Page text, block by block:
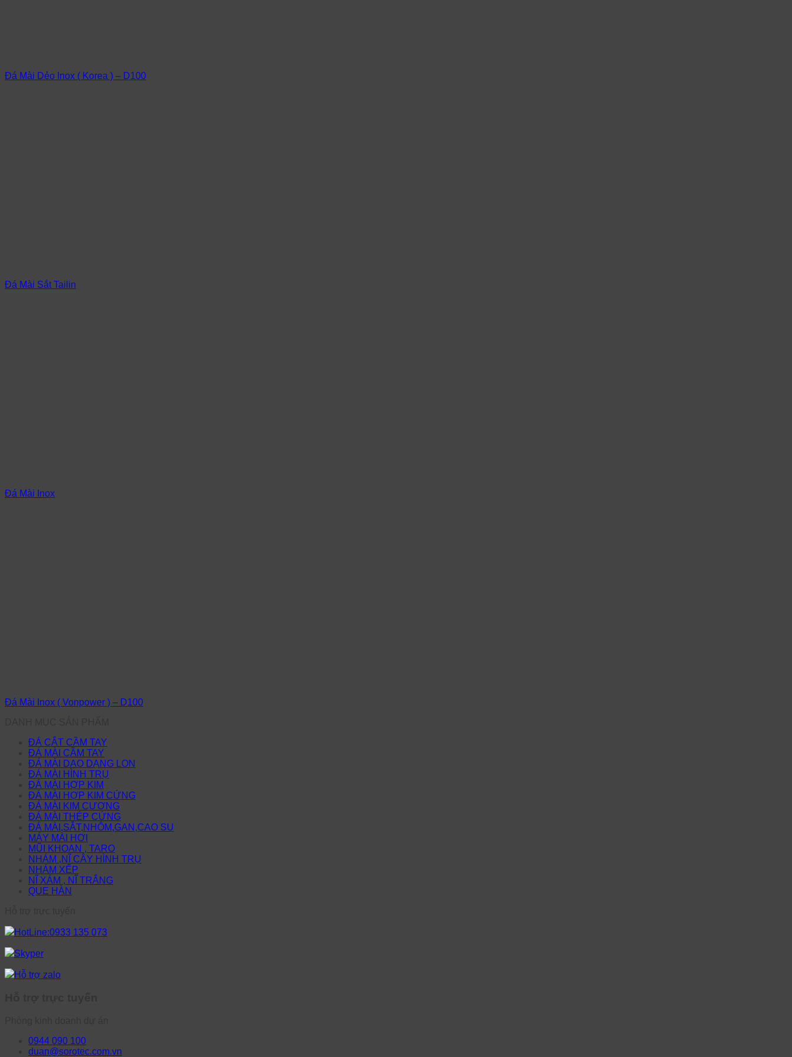
Đá Mài Dẻo Inox ( Korea ) – D100
Đá Mài Sắt Tailin
Đá Mài Inox
Đá Mài Inox ( Vonpower ) – D100
ĐÁ CẮT CẦM TAY
ĐÁ MÀI CẦM TAY
ĐÁ MÀI DAO DẠNG LON
ĐÁ MÀI HÌNH TRỤ
ĐÁ MÀI HỢP KIM
ĐÁ MÀI HỢP KIM CỨNG
ĐÁ MÀI KIM CƯƠNG
ĐÁ MÀI THÉP CỨNG
ĐÁ MÀI,SẮT,NHÔM,GAN,CAO SU
MÁY MÀI HƠI
MŨI KHOAN , TARO
NHÁM ,NĨ CÂY HÌNH TRỤ
NHÁM XẾP
NĨ XÁM , NĨ TRẮNG
QUE HÀN
HotLine:0933 135 073
Skyper
Hỗ trợ zalo
0944 090 100
duan@sorotec.com.vn